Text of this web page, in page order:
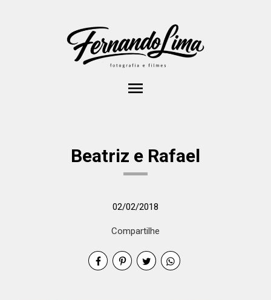
menu
Beatriz e Rafael
02/02/2018
Compartilhe